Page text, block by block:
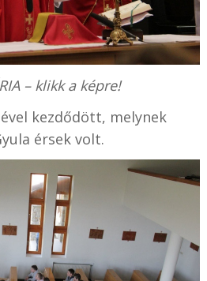
– klikk a képre!
kezdődött, melynek
érsek volt.